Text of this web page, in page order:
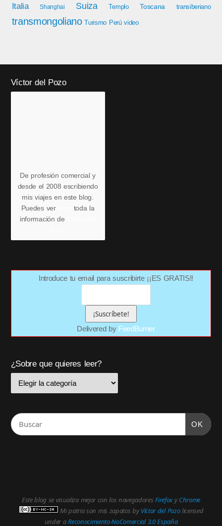
Italia
Shanghai Suiza Templo Toscana transiberiano
transmongoliano Turismo Perú video
Víctor del Pozo
De profesión comercial y
desde el 2008 escribiendo
mis viajes en este blog.
Puedes ver
toda la
información de
Introduce tu email para suscribirte ¡¡ES GRATIS!!
Delivered by FeedBurner
¿Sobre que quieres leer?
OK
Este blog se visualiza mejor con los navegadoresFirefoxyChrome
Mi patria son mis zapatos byVíctor del Pozolicensed
under aReconocimiento-NoComercial 3.0 España